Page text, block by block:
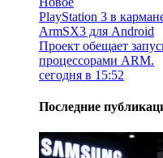
PlayStation 3 в
ArmSX3 для Android
Проект обещает
процессорами ARM.
сегодня в 15:52
Последние